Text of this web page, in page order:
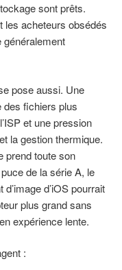
sont prêts.
les acheteurs obsédés
pose aussi. Une
des fichiers plus
et une pression
la gestion thermique.
prend toute son
de la série A, le
d’iOS pourrait
plus grand sans
expérience lente.
: